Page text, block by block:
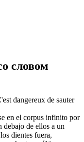
словом
dangereux de sauter
en el corpus infinito por
debajo de ellos a un
dientes fuera,